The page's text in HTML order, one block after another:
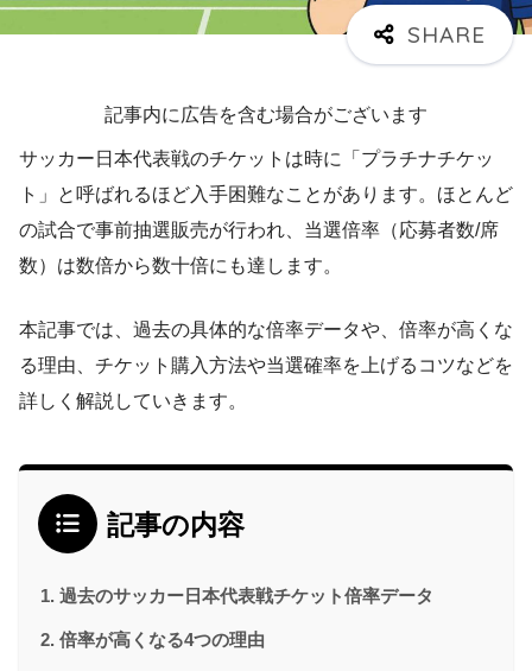
記事内に広告を含む場合がございます
サッカー日本代表戦のチケットは時に「プラチナチケッ
ト」と呼ばれるほど入手困難なことがあります。ほとんど
の試合で事前抽選販売が行われ、当選倍率（応募者数/席
数）は数倍から数十倍にも達します​。
本記事では、過去の具体的な倍率データや、倍率が高くな
る理由、チケット購入方法や当選確率を上げるコツなどを
詳しく解説していきます。
記事の内容
過去のサッカー日本代表戦チケット倍率データ
倍率が高くなる4つの理由